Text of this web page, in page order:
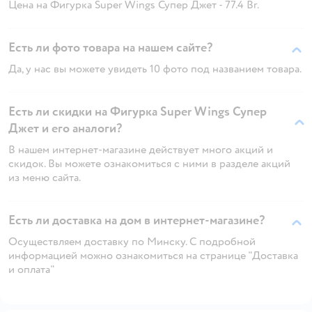
Цена на Фигурка Super Wings Супер Джет - 77.4 Br.
Есть ли фото товара на нашем сайте?
Да, у нас вы можете увидеть 10 фото под названием товара.
Есть ли скидки на Фигурка Super Wings Супер
Джет и его аналоги?
В нашем интернет-магазине действует много акций и
скидок. Вы можете ознакомиться с ними в разделе акций
из меню сайта.
Есть ли доставка на дом в интернет-магазине?
Осуществляем доставку по Минску. С подробной
информацией можно ознакомиться на странице "Доставка
и оплата"